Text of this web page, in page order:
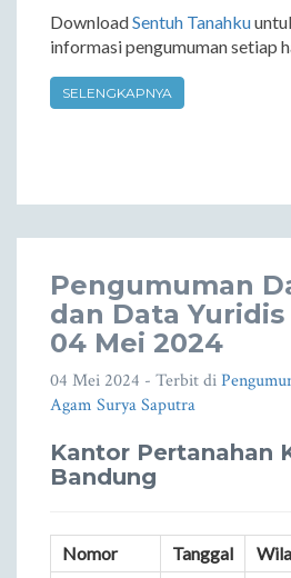
DownloadSentuh Tanahku
informasi pengumuman setiap
SELENGKAPNYA
Pengumuman
dan Data
04 Mei 2024
04 Mei 2024 - Terbit di
Agam Surya Saputra
Kantor Pertanahan
Bandung
Nomor Tanggal